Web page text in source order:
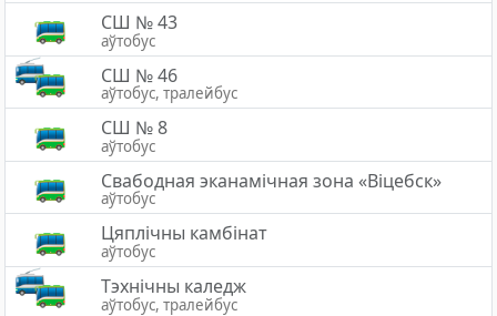
СШ № 43
аўтобус
СШ № 46
аўтобус, тралейбус
СШ № 8
аўтобус
Свабодная эканамічная зона «Вiцебск»
аўтобус
Цяплічны камбінат
аўтобус
Тэхнічны каледж
аўтобус, тралейбус